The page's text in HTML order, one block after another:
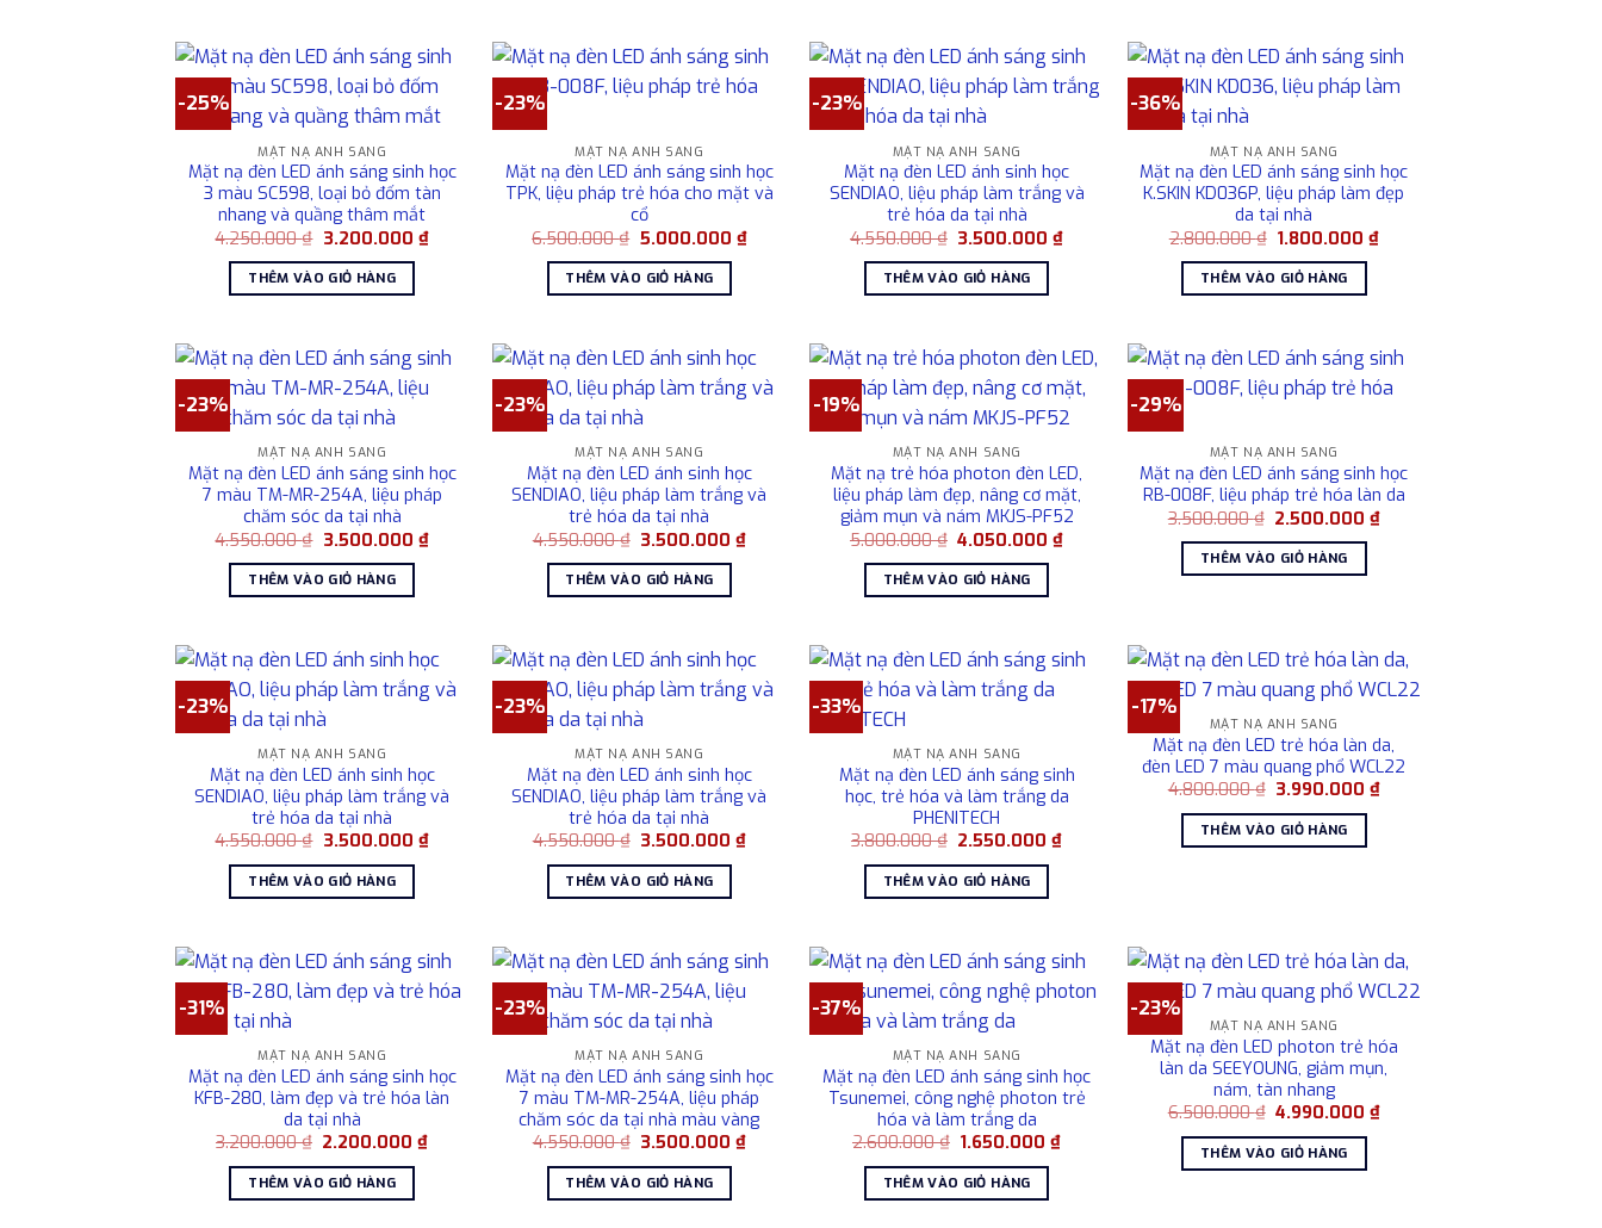
-25%
MẶT NẠ ÁNH SÁNG
Mặt nạ đèn LED ánh sáng sinh học
3 màu SC598, loại bỏ đốm tàn
nhang và quầng thâm mắt
4.250.000₫ Giá
là:
4.250.000 ₫.
3.200.000 ₫Giá
THÊM VÀO GIỎ HÀNG
-23%
MẶT NẠ ÁNH SÁNG
Mặt nạ đèn LED ánh sáng sinh học
TPK, liệu pháp trẻ hóa cho mặt và
cổ
6.500.000₫ Giá
là:
6.500.000 ₫.
5.000.000 ₫Giá
THÊM VÀO GIỎ HÀNG
-23%
MẶT NẠ ÁNH SÁNG
Mặt nạ đèn LED ánh sinh học
SENDIAO, liệu pháp làm trắng và
trẻ hóa da tại nhà
4.550.000₫ Giá
là:
4.550.000 ₫.
3.500.000₫Giá
THÊM VÀO GIỎ HÀNG
-36%
MẶT NẠ ÁNH SÁNG
Mặt nạ đèn LED ánh sáng sinh học
K.SKIN KD036P, liệu pháp làm đẹp
da tại nhà
2.800.000₫ Giá
là:
2.800.000 ₫.
1.800.000₫Giá
THÊM VÀO GIỎ HÀNG
-23%
MẶT NẠ ÁNH SÁNG
Mặt nạ đèn LED ánh sáng sinh học
7 màu TM-MR-254A, liệu pháp
chăm sóc da tại nhà
4.550.000₫ Giá
là:
4.550.000 ₫.
3.500.000 ₫Giá
THÊM VÀO GIỎ HÀNG
-23%
MẶT NẠ ÁNH SÁNG
Mặt nạ đèn LED ánh sinh học
SENDIAO, liệu pháp làm trắng và
trẻ hóa da tại nhà
4.550.000₫ Giá
là:
4.550.000 ₫.
3.500.000₫Giá
THÊM VÀO GIỎ HÀNG
-19%
MẶT NẠ ÁNH SÁNG
Mặt nạ trẻ hóa photon đèn LED,
liệu pháp làm đẹp, nâng cơ mặt,
giảm mụn và nám MKJS-PF52
5.000.000₫ Giá
là:
5.000.000 ₫.
4.050.000₫Giá
THÊM VÀO GIỎ HÀNG
-29%
MẶT NẠ ÁNH SÁNG
Mặt nạ đèn LED ánh sáng sinh học
RB-008F, liệu pháp trẻ hóa làn da
3.500.000₫ Giá
là:
3.500.000 ₫.
2.500.000₫Giá
THÊM VÀO GIỎ HÀNG
-23%
MẶT NẠ ÁNH SÁNG
Mặt nạ đèn LED ánh sinh học
SENDIAO, liệu pháp làm trắng và
trẻ hóa da tại nhà
4.550.000₫ Giá
là:
4.550.000 ₫.
3.500.000 ₫Giá
THÊM VÀO GIỎ HÀNG
-23%
MẶT NẠ ÁNH SÁNG
Mặt nạ đèn LED ánh sinh học
SENDIAO, liệu pháp làm trắng và
trẻ hóa da tại nhà
4.550.000₫ Giá
là:
4.550.000 ₫.
3.500.000₫Giá
THÊM VÀO GIỎ HÀNG
-33%
MẶT NẠ ÁNH SÁNG
Mặt nạ đèn LED ánh sáng sinh
học, trẻ hóa và làm trắng da
PHENITECH
3.800.000₫ Giá
là:
3.800.000 ₫.
2.550.000₫Giá
THÊM VÀO GIỎ HÀNG
-17%
MẶT NẠ ÁNH SÁNG
Mặt nạ đèn LED trẻ hóa làn da,
đèn LED 7 màu quang phổ WCL22
4.800.000₫ Giá
là:
4.800.000 ₫.
3.990.000₫Giá
THÊM VÀO GIỎ HÀNG
-31%
MẶT NẠ ÁNH SÁNG
Mặt nạ đèn LED ánh sáng sinh học
KFB-280, làm đẹp và trẻ hóa làn
da tại nhà
3.200.000₫ Giá
là:
3.200.000 ₫.
2.200.000₫Giá
THÊM VÀO GIỎ HÀNG
-23%
MẶT NẠ ÁNH SÁNG
Mặt nạ đèn LED ánh sáng sinh học
7 màu TM-MR-254A, liệu pháp
chăm sóc da tại nhà màu vàng
4.550.000₫ Giá
là:
4.550.000 ₫.
3.500.000₫Giá
THÊM VÀO GIỎ HÀNG
-37%
MẶT NẠ ÁNH SÁNG
Mặt nạ đèn LED ánh sáng sinh học
Tsunemei, công nghệ photon trẻ
hóa và làm trắng da
2.600.000₫ Giá
là:
2.600.000 ₫.
1.650.000₫Giá
THÊM VÀO GIỎ HÀNG
-23%
MẶT NẠ ÁNH SÁNG
Mặt nạ đèn LED photon trẻ hóa
làn da SEEYOUNG, giảm mụn,
nám, tàn nhang
6.500.000₫ Giá
là:
6.500.000 ₫.
4.990.000₫Giá
THÊM VÀO GIỎ HÀNG